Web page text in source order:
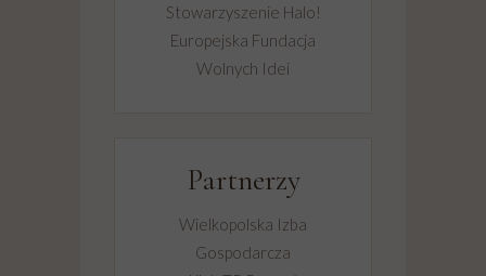
Stowarzyszenie Halo!
Europejska Fundacja
Wolnych Idei
Partnerzy
Wielkopolska Izba
Gospodarcza